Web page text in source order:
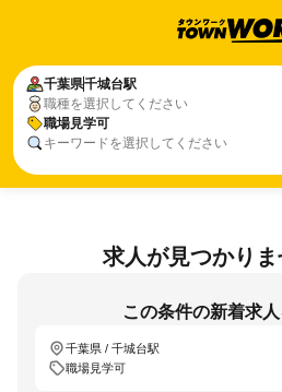
千葉県千城台駅
職種を選択してください
職場見学可
キーワードを選択してください
千葉県千城台駅
職場見学可
求人が見つかり
この条件の新着求
千葉県 / 千城台駅
職場見学可